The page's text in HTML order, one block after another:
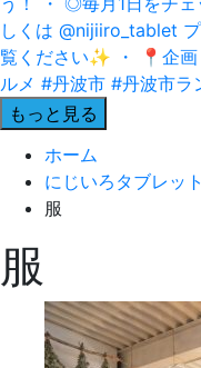
もっと見る
ホーム
にじいろタブレット
服
服